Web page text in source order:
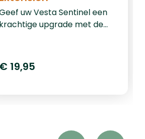
uw Vesta Sentinel een
krachtige upgrade met de
wordt eenvoudig bevestigd
aan de loop van de Vesta
nauwkeuriger worden.
€ 19,95